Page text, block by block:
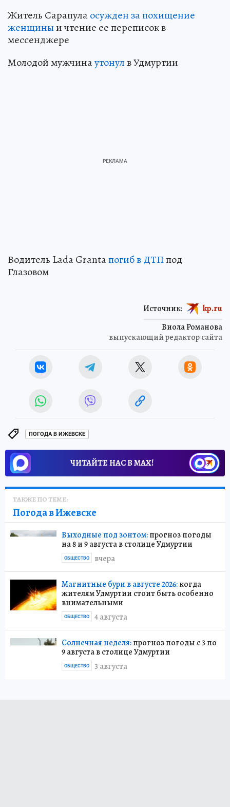
Житель Сарапулаосужден за похищение
женщиныи чтение ее переписок в
мессенджере
Молодой мужчинаутонулв Удмуртии
Водитель Lada Grantaпогиб в ДТПпод
Глазовом
Виола Романова
выпускающий редактор сайта
Источник: kp.ru
ПОГОДА В ИЖЕВСКЕ
ЧИТАЙТЕ НАС В МАХ!
ТАКЖЕ ПО ТЕМЕ:
Погода в Ижевске
Выходные под зонтом:прогноз погоды
на 8 и 9 августа в столице Удмуртии
вчера
ОБЩЕСТВО
Магнитные бури в августе 2026:когда
жителям Удмуртии стоит быть особенно
внимательными
4 августа
ОБЩЕСТВО
Солнечная неделя:прогноз погоды с 3 по
9 августа в столице Удмуртии
3 августа
ОБЩЕСТВО